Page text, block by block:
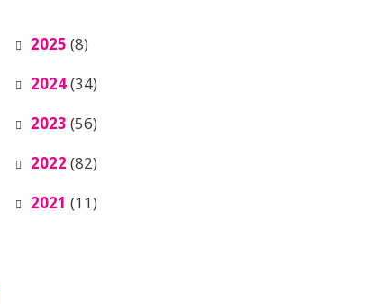
2025 (8)
2024(34)
2023 (56)
2022 (82)
2021 (11)